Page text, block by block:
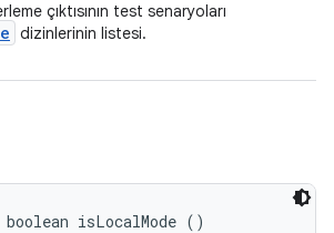
çıktısının test senaryoları
dizinlerinin listesi.
isLocalMode ()